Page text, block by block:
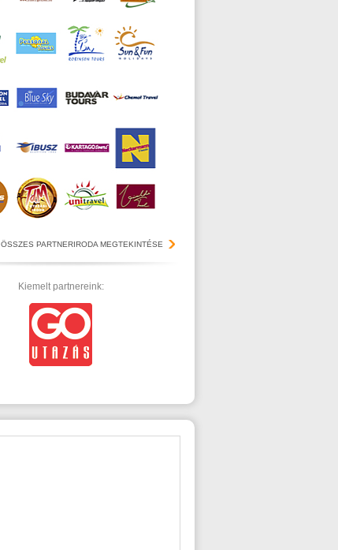
ÖSSZES PARTNERIRODA MEGTEKINTÉSE
Kiemelt partnereink: